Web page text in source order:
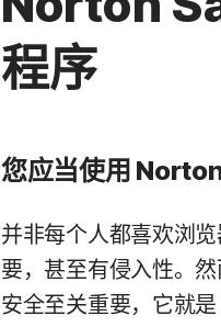
程序
您应当使用
并非每个人都喜欢浏
要，甚至有侵入性。
安全至关重要，它就